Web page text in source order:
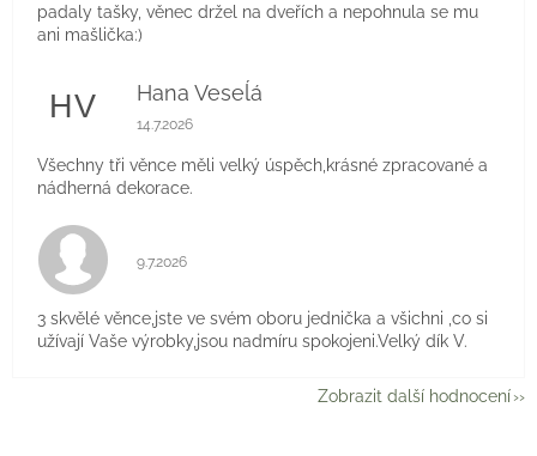
padaly tašky, věnec držel na dveřích a nepohnula se mu
ani mašlička:)
HV Hana Veseĺá
Hodnocení obchodu je 5 z 5 hvězdiček.
14.7.2026
Všechny tři věnce měli velký úspěch,krásné zpracované a
nádherná dekorace.
Hodnocení obchodu je 5 z 5 hvězdiček.
9.7.2026
3 skvělé věnce,jste ve svém oboru jednička a všichni ,co si
užívají Vaše výrobky,jsou nadmíru spokojeni.Velký dík V.
Zobrazit další hodnocení